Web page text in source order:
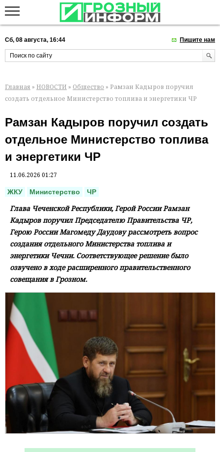
Сб, 08 августа, 16:44 Пишите нам
Главная » НОВОСТИ » Общество » Рамзан Кадыров поручил
создать отдельное Министерство топлива и энергетики ЧР
Рамзан Кадыров поручил создать
отдельное Министерство топлива
и энергетики ЧР
11.06.2026 01:27
ЖКУ Министерство ЧР
Глава Чеченской Республики, Герой России Рамзан
Кадыров поручил Председателю Правительства ЧР,
Герою России Магомеду Даудову рассмотреть вопрос
создания отдельного Министерства топлива и
энергетики Чечни. Соответствующее решение было
озвучено в ходе расширенного правительственного
совещания в Грозном.